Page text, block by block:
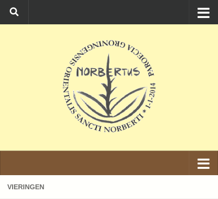
Ga naar de inhoud
VIERINGEN